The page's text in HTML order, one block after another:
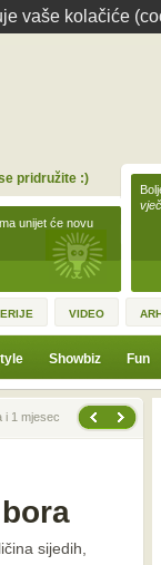
vaše kolačiće
unijet će novu
pridružite :)
VIDEO
Showbiz Fun
i 1 mjesec
sijedih,